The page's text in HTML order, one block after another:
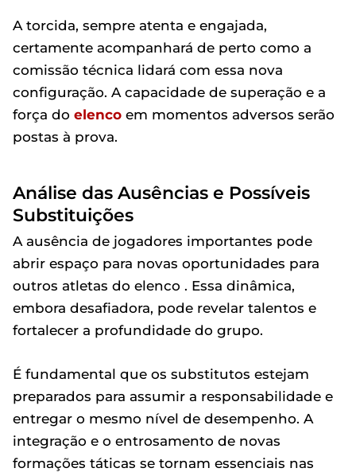
A torcida, sempre atenta e engajada,
certamente acompanhará de perto como a
comissão técnica lidará com essa nova
configuração. A capacidade de superação e a
força do elenco em momentos adversos serão
postas à prova.
Análise das Ausências e Possíveis
Substituições
A ausência de jogadores importantes pode
abrir espaço para novas oportunidades para
outros atletas do elenco . Essa dinâmica,
embora desafiadora, pode revelar talentos e
fortalecer a profundidade do grupo.
É fundamental que os substitutos estejam
preparados para assumir a responsabilidade e
entregar o mesmo nível de desempenho. A
integração e o entrosamento de novas
formações táticas se tornam essenciais nas